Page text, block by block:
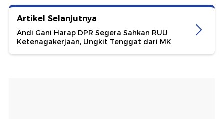
Artikel Selanjutnya
Andi Gani Harap DPR Segera Sahkan RUU
Ketenagakerjaan, Ungkit Tenggat dari MK